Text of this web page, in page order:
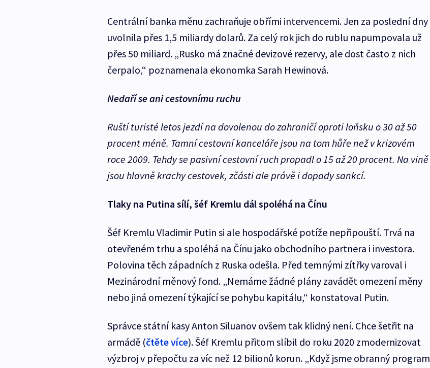
Centrální banka měnu zachraňuje obřími intervencemi. Jen za poslední dny
uvolnila přes 1,5 miliardy dolarů. Za celý rok jich do rublu napumpovala už
přes 50 miliard. „Rusko má značné devizové rezervy, ale dost často z nich
čerpalo,“ poznamenala ekonomka Sarah Hewinová.
Nedaří se ani cestovnímu ruchu
Ruští turisté letos jezdí na dovolenou do zahraničí oproti loňsku o 30 až 50
procent méně. Tamní cestovní kanceláře jsou na tom hůře než v krizovém
roce 2009. Tehdy se pasivní cestovní ruch propadl o 15 až 20 procent. Na vině
jsou hlavně krachy cestovek, zčásti ale právě i dopady sankcí.
Tlaky na Putina sílí, šéf Kremlu dál spoléhá na Čínu
Šéf Kremlu Vladimir Putin si ale hospodářské potíže nepřipouští. Trvá na
otevřeném trhu a spoléhá na Čínu jako obchodního partnera i investora.
Polovina těch západních z Ruska odešla. Před temnými zítřky varoval i
Mezinárodní měnový fond. „Nemáme žádné plány zavádět omezení měny
nebo jiná omezení týkající se pohybu kapitálu,“ konstatoval Putin.
Správce státní kasy Anton Siluanov ovšem tak klidný není. Chce šetřit na
armádě (čtěte více). Šéf Kremlu přitom slíbil do roku 2020 zmodernizovat
výzbroj v přepočtu za víc než 12 bilionů korun. „Když jsme obranný program